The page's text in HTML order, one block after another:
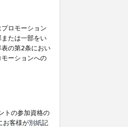
ロモーション
たは一部をい
の第2条におい
ーションへの
トの参加資格の
お客様が別紙記